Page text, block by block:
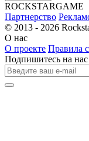
ROCKSTARGAME
Партнерство
© 2013 - 2026
О нас
О проекте Правила
Подпишитесь на нас